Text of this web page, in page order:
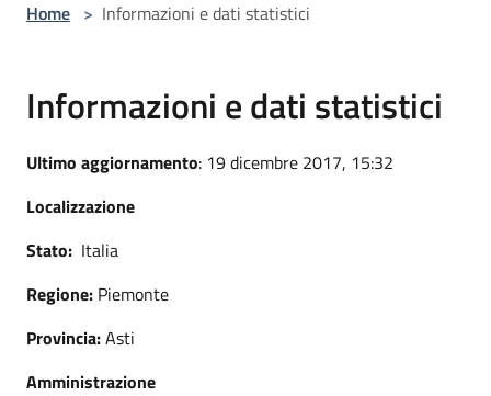
Home > Informazioni e dati statistici
Informazioni e dati statistici
Ultimo aggiornamento: 19 dicembre 2017, 15:32
Localizzazione
Stato: Italia
Regione: Piemonte
Provincia:Asti
Amministrazione